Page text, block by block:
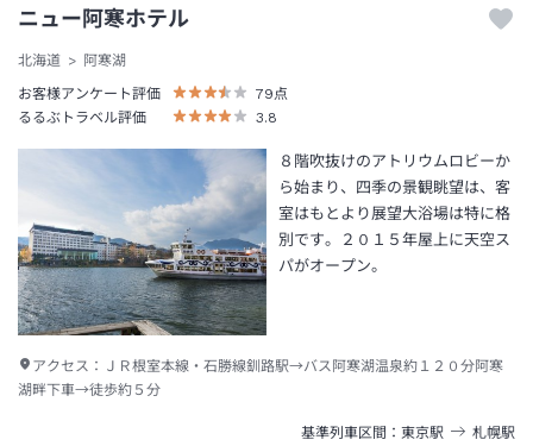
ニュー阿寒ホテル
北海道
阿寒湖
お客様アンケート評価
79点
るるぶトラベル評価
3.8
８階吹抜けのアトリウムロビーか
ら始まり、四季の景観眺望は、客
室はもとより展望大浴場は特に格
別です。２０１５年屋上に天空ス
パがオープン。
アクセス： ＪＲ根室本線・石勝線釧路駅→バス阿寒湖温泉約１２０分阿寒
湖畔下車→徒歩約５分
基準列車区間 東京駅 札幌駅